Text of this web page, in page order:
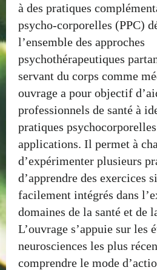
à des pratiques
psycho-corporelles (PPC)
l’ensemble des approches
psychothérapeutiques
servant du corps comme
ouvrage a pour objectif
professionnels de santé à
pratiques
applications. Il permet à
d’expérimenter plusieurs
d’apprendre des exercices
facilement intégrés dans
domaines de la santé et de
L’ouvrage s’appuie sur les
neurosciences les plus
comprendre le mode